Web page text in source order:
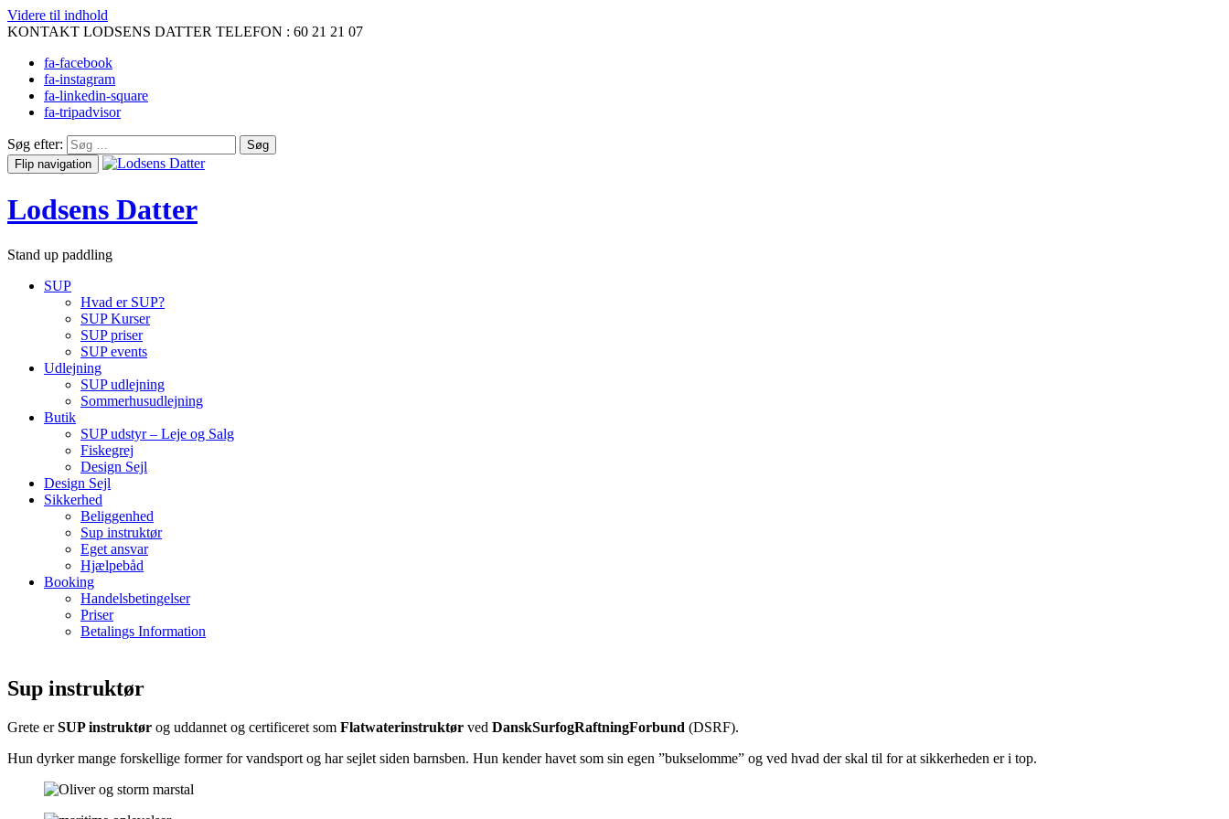
Videre til indhold
KONTAKT LODSENS DATTER TELEFON : 60 21 21 07
fa-facebook
fa-instagram
fa-linkedin-square
fa-tripadvisor
Søg efter:
Flip navigation
Lodsens Datter
Stand up paddling
SUP
Hvad er SUP?
SUP Kurser
SUP priser
SUP events
Udlejning
SUP udlejning
Sommerhusudlejning
Butik
SUP udstyr – Leje og Salg
Fiskegrej
Design Sejl
Design Sejl
Sikkerhed
Beliggenhed
Sup instruktør
Eget ansvar
Hjælpebåd
Booking
Handelsbetingelser
Priser
Betalings Information
Sup instruktør
Grete erSUP instruktør og uddannet og certificeret som Flatwaterinstruktør ved DanskSurfogRaftningForbund (DSRF).
Hun dyrker mange forskellige former for vandsport og har sejlet siden barnsben. Hun kender havet som sin egen ”bukselomme” og ved hvad der skal til for at sikkerheden er i top.